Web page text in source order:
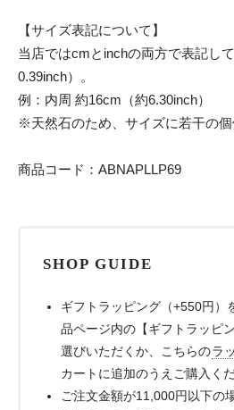
【サイズ表記について】
当店ではcmとinchの両方で表記し
0.39inch）。
例：内周 約16cm（約6.30inch）
※天然石のため、サイズに若干の個
商品コード：ABNAPLLP69
SHOP GUIDE
ギフトラッピング（+550円）
品ページ内の【ギフトラッピ
選びいただくか、こちらのラ
カートに追加のうえご購入くだ
ご注文金額が11,000円以下の